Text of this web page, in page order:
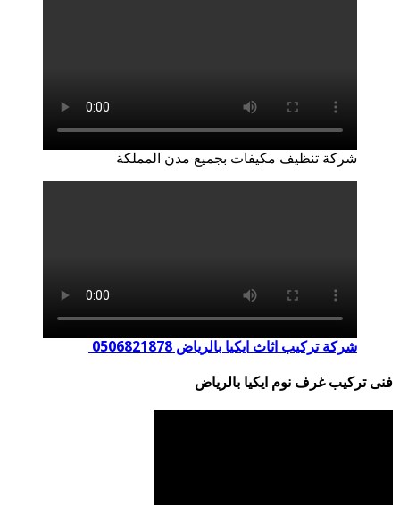
شركة تنظيف مكيفات بجميع مدن المملكة
شركة تركيب اثاث ايكيا بالرياض 0506821878
فنى تركيب غرف نوم ايكيا بالرياض